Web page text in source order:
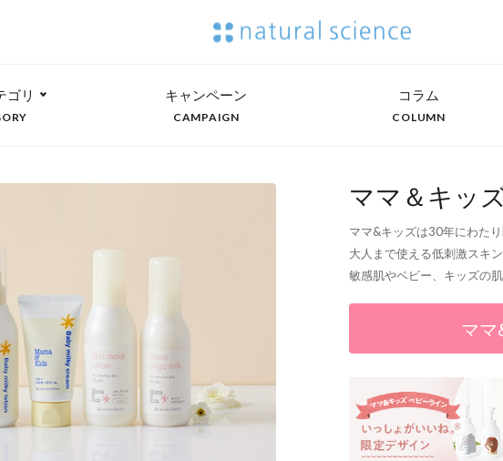
ゴリ キャンペーン
CAMPAIGN
コラム
COLUMN
ママ＆キッ
ママ&キッズは30年にわた
大人まで使える低刺激スキ
敏感肌やベビー、キッズの
ママ